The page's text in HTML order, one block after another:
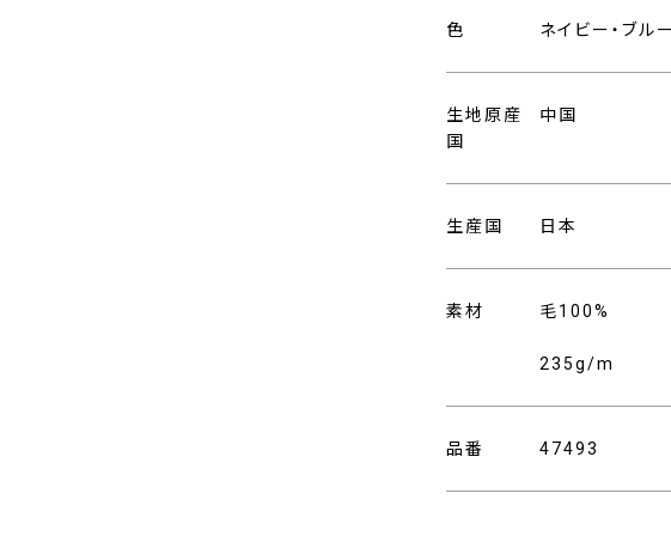
色 ネイビー・ブル
生地原産
国
中国
生産国 日本
素材 毛100%
235g/m
品番 47493